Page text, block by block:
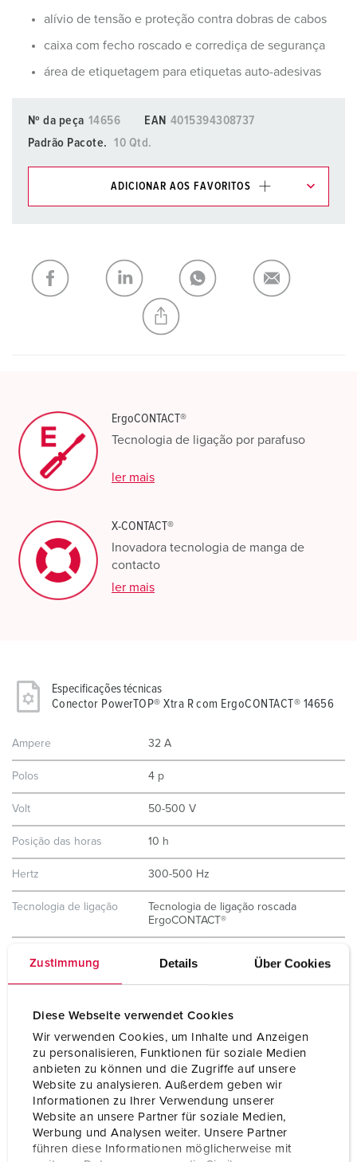
Zustimmung Details Über Cookies
Diese Webseite verwendet Cookies
Wir verwenden Cookies, um Inhalte und Anzeigen
zu personalisieren, Funktionen für soziale Medien
anbieten zu können und die Zugriffe auf unsere
Website zu analysieren. Außerdem geben wir
Informationen zu Ihrer Verwendung unserer
Website an unsere Partner für soziale Medien,
Werbung und Analysen weiter. Unsere Partner
führen diese Informationen möglicherweise mit
alívio de tensão e proteção contra dobras de cabos
caixa com fecho roscado e corrediça de segurança
área de etiquetagem para etiquetas auto-adesivas
Nº da peça 14656 EAN 4015394308737
Padrão Pacote.
10 Qtd.
ADICIONAR AOS FAVORITOS
Minha lista (0) ADICIONAR
CRIAR UMA NOVA LISTA
ErgoCONTACT®
Tecnologia de ligação por parafuso
ler mais
X-CONTACT®
Inovadora tecnologia de manga de
contacto
ler mais
Especificações técnicas
Conector PowerTOP® Xtra R com ErgoCONTACT® 14656
Ampere 32 A
Polos 4 p
Volt 50-500 V
Posição das horas 10 h
Hertz 300-500 Hz
Tecnologia de ligação
Tecnologia de ligação roscada
ErgoCONTACT®
porta-contactos de elevada resistência
Peso 460 g
Declaração de
Conformidade
VDE